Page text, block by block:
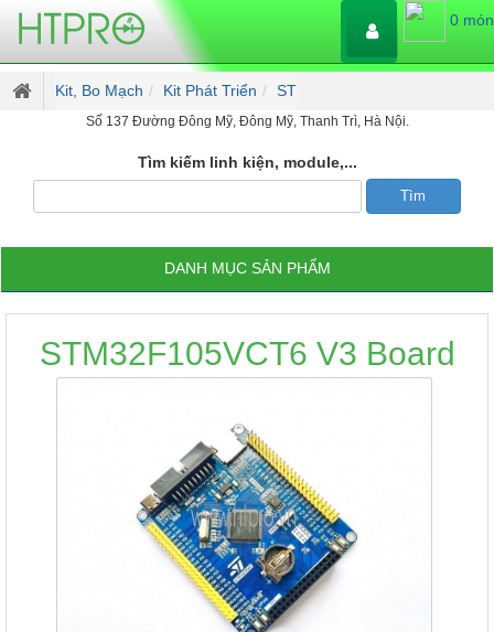
0 món
Kit, Bo Mạch Kit Phát Triển ST
Số 137 Đường Đông Mỹ, Đông Mỹ, Thanh Trì, Hà Nội.
Tìm kiếm linh kiện, module,...
DANH MỤC SẢN PHẨM
STM32F105VCT6 V3 Board